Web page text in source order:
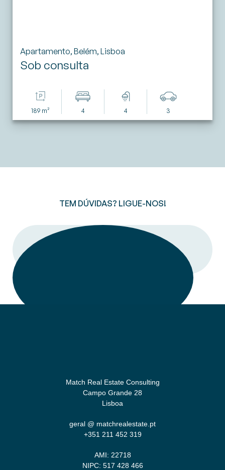
Apartamento, Belém, Lisboa
Sob consulta
189 m² 4 4 3
TEM DÚVIDAS? LIGUE-NOS!
Match Real Estate Consulting
Campo Grande 28
Lisboa
geral @ matchrealestate.pt
+351 211 452 319
AMI: 22718
NIPC: 517 428 466